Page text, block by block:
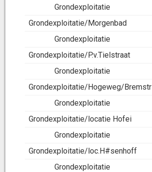
Grondexploitatie
Grondexploitatie/Morgenbad
Grondexploitatie
Grondexploitatie/P.v.Tielstraat
Grondexploitatie
Grondexploitatie/Hogeweg/Bremstr
Grondexploitatie
Grondexploitatie/locatie Hofei
Grondexploitatie
Grondexploitatie/loc.H#senhoff
Grondexploitatie